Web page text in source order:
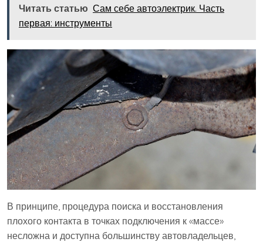
Читать статью Сам себе автоэлектрик. Часть
первая: инструменты
В принципе, процедура поиска и восстановления
плохого контакта в точках подключения к «массе»
несложна и доступна большинству автовладельцев,